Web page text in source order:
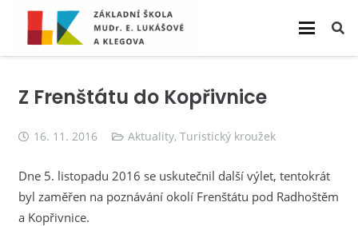
Z Frenštátu do Kopřivnice
16. 11. 2016 Aktuality,Turistický kroužek
Dne 5. listopadu 2016 se uskutečnil další výlet, tentokrát
byl zaměřen na poznávání okolí Frenštátu pod Radhoštěm
a Kopřivnice.